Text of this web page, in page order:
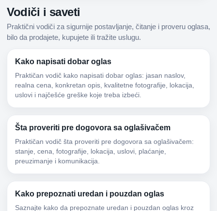
Vodiči i saveti
Praktični vodiči za sigurnije postavljanje, čitanje i proveru oglasa,
bilo da prodajete, kupujete ili tražite uslugu.
Kako napisati dobar oglas
Praktičan vodič kako napisati dobar oglas: jasan naslov,
realna cena, konkretan opis, kvalitetne fotografije, lokacija,
uslovi i najčešće greške koje treba izbeći.
Šta proveriti pre dogovora sa oglašivačem
Praktičan vodič šta proveriti pre dogovora sa oglašivačem:
stanje, cena, fotografije, lokacija, uslovi, plaćanje,
preuzimanje i komunikacija.
Kako prepoznati uredan i pouzdan oglas
Saznajte kako da prepoznate uredan i pouzdan oglas kroz